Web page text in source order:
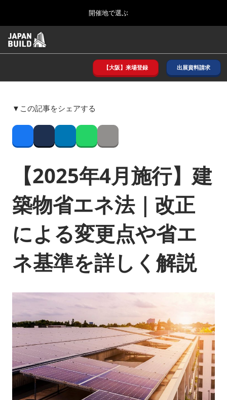
ッ
プ
し
進
to
close
the
開催地で選ぶ
インテックス大阪/ INTEX OSAKA
2026年12月02日
3月_建設DX展＋（プラス）
東京ビッグサイト/Tokyo Big Sight
ー
バ
ル
ナ
を
た
【大阪】来場登録 出展資料請求
▼この記事をシェアする
FacebookTwitterLinkedInWhatsappCopy link
【2025年4月施行】建
築物省エネ法｜改正
による変更点や省エ
ネ基準を詳しく解説